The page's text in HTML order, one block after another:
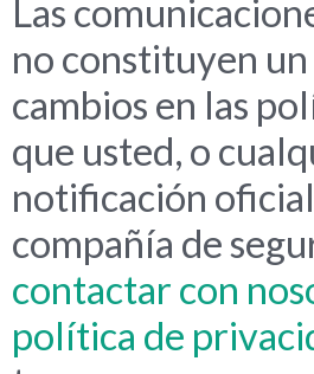
Las
no constituyen
cambios en las
que usted, o
notificación oficial
compañía de
contactar con
política de